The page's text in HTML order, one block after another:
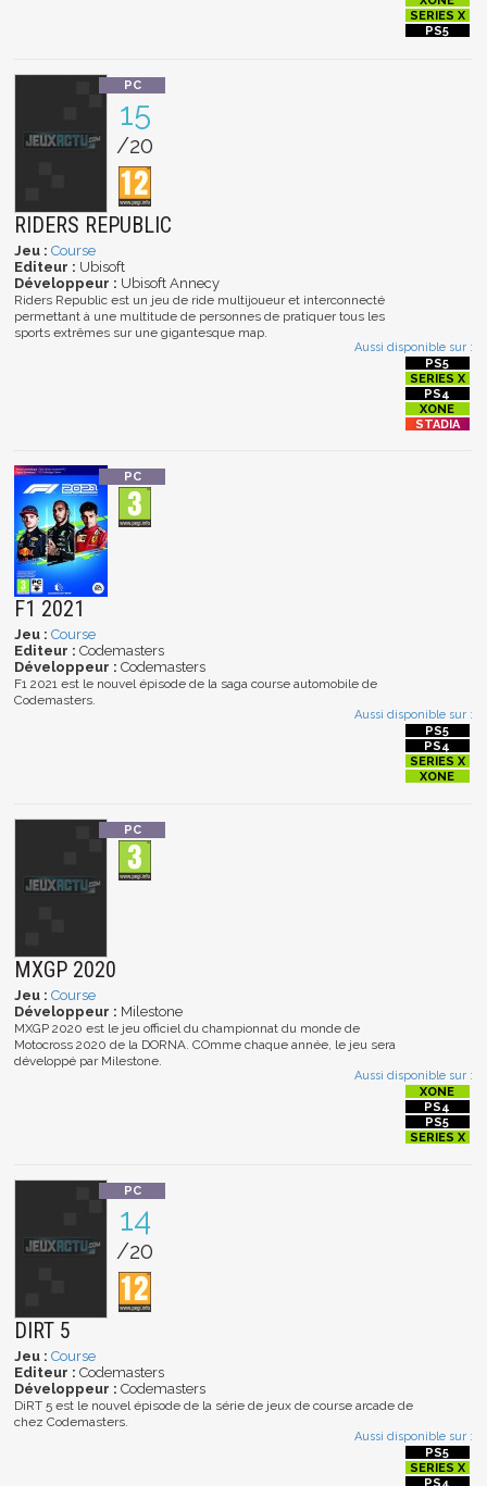
15
/20
RIDERS REPUBLIC
Jeu : Course
Editeur : Ubisoft
Développeur : Ubisoft Annecy
Riders Republic est un jeu de ride multijoueur et interconnecté
permettant à une multitude de personnes de pratiquer tous les
sports extrêmes sur une gigantesque map.
Aussi disponible sur :
F1 2021
Jeu : Course
Editeur : Codemasters
Développeur : Codemasters
F1 2021 est le nouvel épisode de la saga course automobile de
Codemasters.
Aussi disponible sur :
MXGP 2020
Jeu : Course
Développeur : Milestone
MXGP 2020 est le jeu officiel du championnat du monde de
Motocross 2020 de la DORNA. COmme chaque année, le jeu sera
développé par Milestone.
Aussi disponible sur :
14
/20
DIRT 5
Jeu : Course
Editeur : Codemasters
Développeur : Codemasters
DiRT 5 est le nouvel épisode de la série de jeux de course arcade de
chez Codemasters.
Aussi disponible sur :